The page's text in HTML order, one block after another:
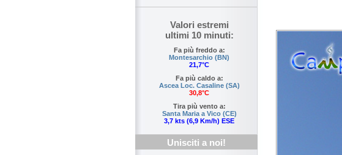
Valori estremi
ultimi 10 minuti:
Fa più freddo a:
Montesarchio (BN)
21,7°C
Fa più caldo a:
Ascea Loc. Casaline (SA)
30,8°C
Tira più vento a:
Santa Maria a Vico (CE)
3,7 kts (6,9 Km/h) ESE
Unisciti a noi!